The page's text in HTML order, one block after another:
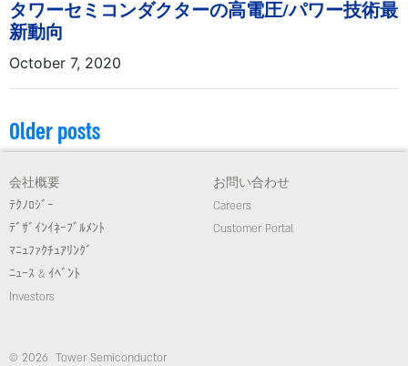
タワーセミコンダクターの高電圧/パワー技術最
新動向
October 7, 2020
Older posts
会社概要
ﾃｸﾉﾛｼﾞｰ
ﾃﾞｻﾞｲﾝｲﾈｰﾌﾞﾙﾒﾝﾄ
ﾏﾆｭﾌｧｸﾁｭｱﾘﾝｸﾞ
ﾆｭｰｽ & ｲﾍﾞﾝﾄ
Investors
お問い合わせ
Careers
Customer Portal
© 2026 Tower Semiconductor